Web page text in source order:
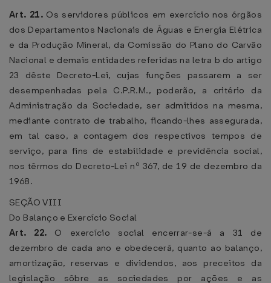
Art. 21. Os servidores públicos em exercício nos órgãos
dos Departamentos Nacionais de Águas e Energia Elétrica
e da Produção Mineral, da Comissão do Plano do Carvão
Nacional e demais entidades referidas na letra b do artigo
23 dêste Decreto-Lei, cujas funções passarem a ser
desempenhadas pela C.P.R.M., poderão, a critério da
Administração da Sociedade, ser admitidos na mesma,
mediante contrato de trabalho, ficando-lhes assegurada,
em tal caso, a contagem dos respectivos tempos de
serviço, para fins de estabilidade e previdência social,
nos têrmos do Decreto-Lei nº 367, de 19 de dezembro da
1968.
SEÇÃO VIII
Do Balanço e Exercício Social
Art. 22. O exercício social encerrar-se-á a 31 de
dezembro de cada ano e obedecerá, quanto ao balanço,
amortização, reservas e dividendos, aos preceitos da
legislação sôbre as sociedades por ações e as